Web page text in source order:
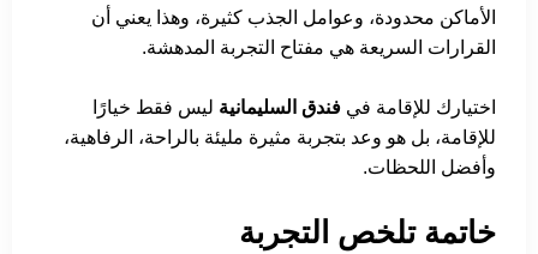
الأماكن محدودة، وعوامل الجذب كثيرة، وهذا يعني أن
القرارات السريعة هي مفتاح التجربة المدهشة.
اختيارك للإقامة في فندق السليمانية ليس فقط خيارًا
للإقامة، بل هو وعد بتجربة مثيرة مليئة بالراحة، الرفاهية،
وأفضل اللحظات.
خاتمة تلخص التجربة